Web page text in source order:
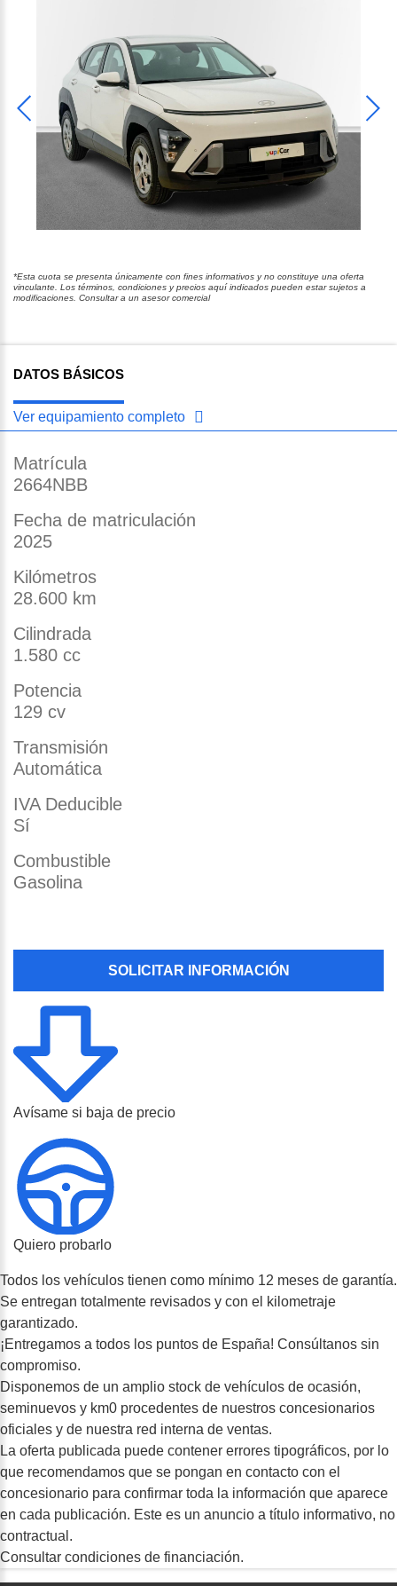
*Esta cuota se presenta únicamente con fines informativos y no constituye una oferta
vinculante. Los términos, condiciones y precios aquí indicados pueden estar sujetos a
modificaciones. Consultar a un asesor comercial
DATOS BÁSICOS
Ver equipamiento completo
Matrícula
2664NBB
Fecha de matriculación
2025
Kilómetros
28.600 km
Cilindrada
1.580 cc
Potencia
129 cv
Transmisión
Automática
IVA Deducible
Sí
Combustible
Gasolina
SOLICITAR INFORMACIÓN
Avísame si baja de precio
Quiero probarlo
Todos los vehículos tienen como mínimo 12 meses de garantía.
Se entregan totalmente revisados y con el kilometraje
garantizado.
¡Entregamos a todos los puntos de España! Consúltanos sin
compromiso.
Disponemos de un amplio stock de vehículos de ocasión,
seminuevos y km0 procedentes de nuestros concesionarios
oficiales y de nuestra red interna de ventas.
La oferta publicada puede contener errores tipográficos, por lo
que recomendamos que se pongan en contacto con el
concesionario para confirmar toda la información que aparece
en cada publicación. Este es un anuncio a título informativo, no
contractual.
Consultar condiciones de financiación.